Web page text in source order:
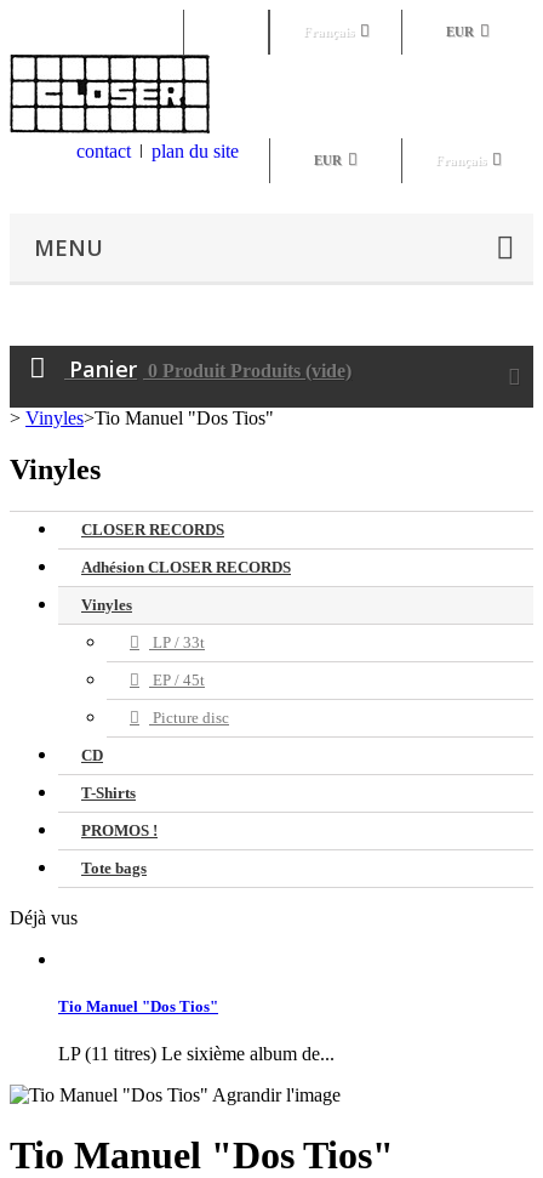
EUR
Français
Français
EUR
contact plan du site
MENU
Panier 0 Produit Produits (vide)
> Vinyles>Tio Manuel "Dos Tios"
Vinyles
CLOSER RECORDS
Adhésion CLOSER RECORDS
Vinyles
LP / 33t
EP / 45t
Picture disc
CD
T-Shirts
PROMOS !
Tote bags
Déjà vus
Tio Manuel "Dos Tios"
LP (11 titres) Le sixième album de...
Agrandir l'image
Tio Manuel "Dos Tios"